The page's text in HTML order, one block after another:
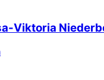
Viktoria